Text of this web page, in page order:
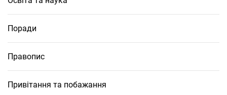
Поради
Правопис
Привітання та побажання